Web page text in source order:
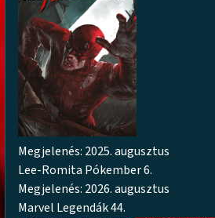
Megjelenés: 2025. augusztus
Lee-Romita Pókember 6.
Megjelenés: 2026. augusztus
Marvel Legendák 44.